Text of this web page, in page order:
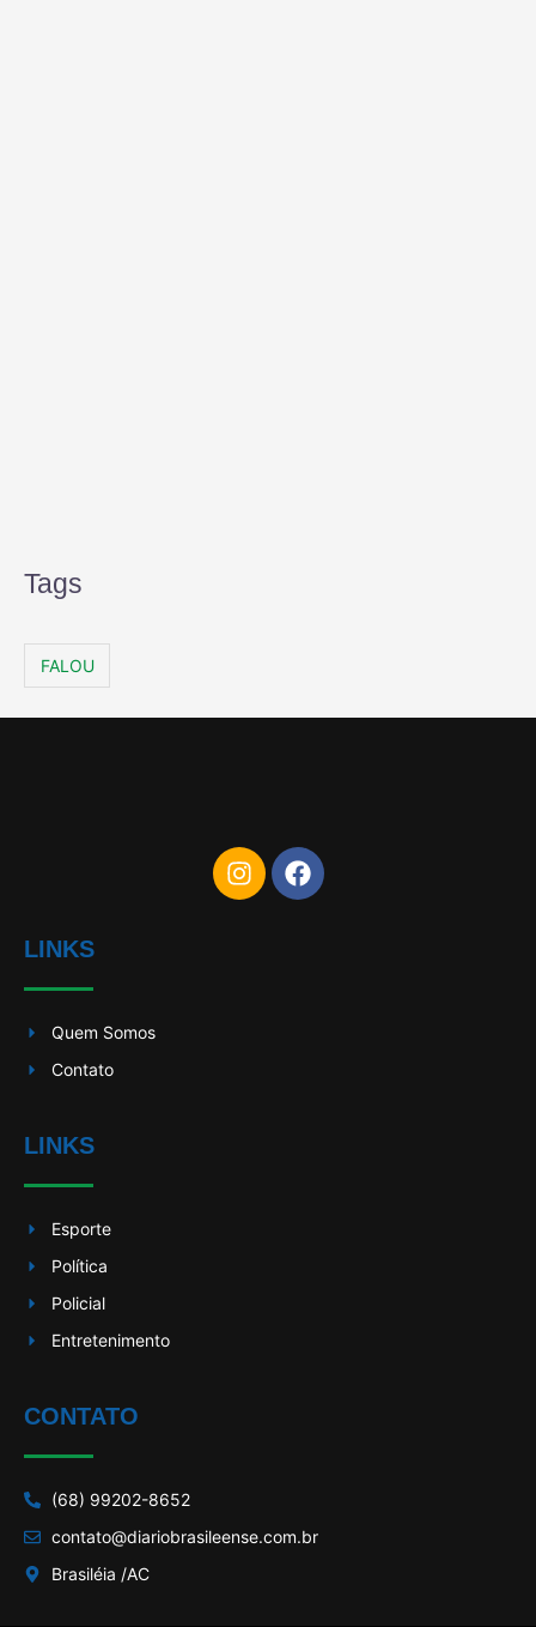
Tags
FALOU
LINKS
Quem Somos
Contato
LINKS
Esporte
Política
Policial
Entretenimento
CONTATO
(68) 99202-8652
contato@diariobrasileense.com.br
Brasiléia /AC